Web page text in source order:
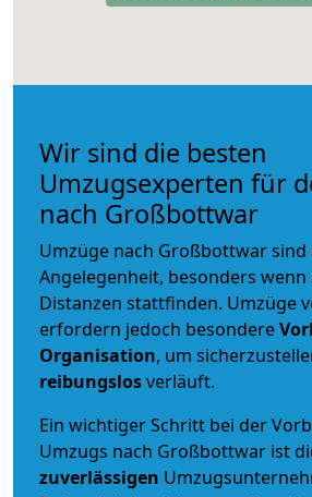
Wir sind die besten
Umzugsexperten für
nach Großbottwar
Umzüge nach Großbottwar sind
Angelegenheit, besonders
Distanzen stattfinden. Umzüge
erfordern jedoch besondere
Organisation, um
reibungslosverläuft.
Ein wichtiger Schritt bei der
Umzugs nach Großbottwar ist
zuverlässigen